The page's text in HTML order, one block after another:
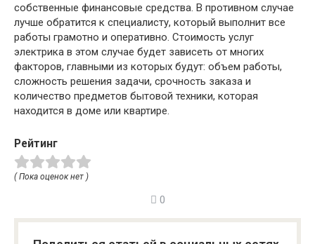
собственные финансовые средства. В противном случае
лучше обратится к специалисту, который выполнит все
работы грамотно и оперативно. Стоимость услуг
электрика в этом случае будет зависеть от многих
факторов, главными из которых будут: объем работы,
сложность решения задачи, срочность заказа и
количество предметов бытовой техники, которая
находится в доме или квартире.
Рейтинг
( Пока оценок нет )
0